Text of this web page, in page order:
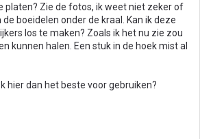
platen? Zie de fotos, ik weet niet zeker of
boeidelen onder de kraal. Kan ik deze
los te maken? Zoals ik het nu zie zou
kunnen halen. Een stuk in de hoek mist al
hier dan het beste voor gebruiken?